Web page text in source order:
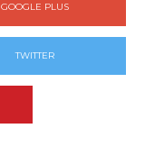
GOOGLE PLUS
TWITTER